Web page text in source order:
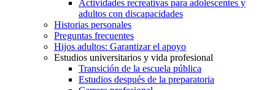
La transición en la atención médica
Las amistades después de la preparatoria
Actividades recreativas para adolescentes y
adultos con discapacidades
Historias personales
Preguntas frecuentes
Hijos adultos: Garantizar el apoyo
Estudios universitarios y vida profesional